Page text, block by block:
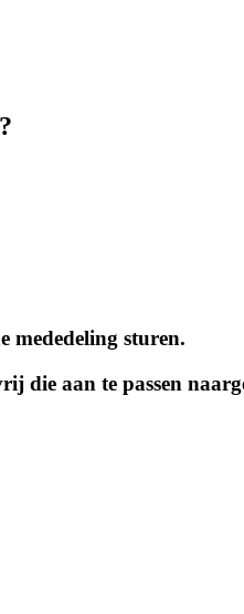
mededeling sturen.
die aan te passen